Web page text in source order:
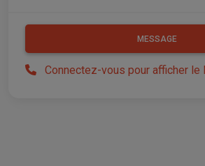
MESSAGE
Connectez-vous pour afficher le